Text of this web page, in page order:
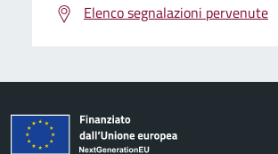
Elenco segnalazioni pervenute